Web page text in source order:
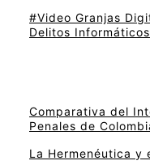
#Video Granjas
Delitos
Comparativa del
Penales de
La Hermenéutica y